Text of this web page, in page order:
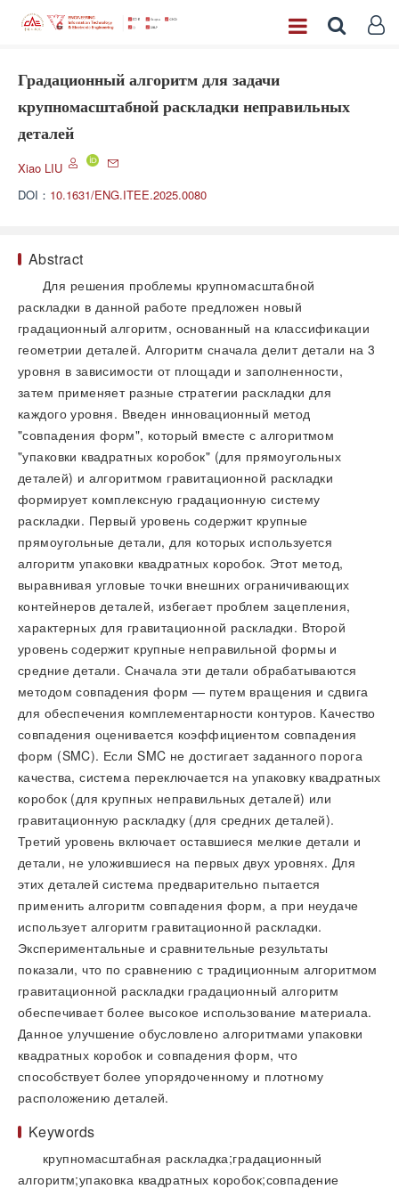
Градационный алгоритм для задачи
крупномасштабной раскладки неправильных
деталей
Xiao LIU
DOI： 10.1631/ENG.ITEE.2025.0080
Abstract
Для решения проблемы крупномасштабной
раскладки в данной работе предложен новый
градационный алгоритм, основанный на классификации
геометрии деталей. Алгоритм сначала делит детали на 3
уровня в зависимости от площади и заполненности,
затем применяет разные стратегии раскладки для
каждого уровня. Введен инновационный метод
"совпадения форм", который вместе с алгоритмом
"упаковки квадратных коробок" (для прямоугольных
деталей) и алгоритмом гравитационной раскладки
формирует комплексную градационную систему
раскладки. Первый уровень содержит крупные
прямоугольные детали, для которых используется
алгоритм упаковки квадратных коробок. Этот метод,
выравнивая угловые точки внешних ограничивающих
контейнеров деталей, избегает проблем зацепления,
характерных для гравитационной раскладки. Второй
уровень содержит крупные неправильной формы и
средние детали. Сначала эти детали обрабатываются
методом совпадения форм — путем вращения и сдвига
для обеспечения комплементарности контуров. Качество
совпадения оценивается коэффициентом совпадения
форм (SMC). Если SMC не достигает заданного порога
качества, система переключается на упаковку квадратных
коробок (для крупных неправильных деталей) или
гравитационную раскладку (для средних деталей).
Третий уровень включает оставшиеся мелкие детали и
детали, не уложившиеся на первых двух уровнях. Для
этих деталей система предварительно пытается
применить алгоритм совпадения форм, а при неудаче
использует алгоритм гравитационной раскладки.
Экспериментальные и сравнительные результаты
показали, что по сравнению с традиционным алгоритмом
гравитационной раскладки градационный алгоритм
обеспечивает более высокое использование материала.
Данное улучшение обусловлено алгоритмами упаковки
квадратных коробок и совпадения форм, что
способствует более упорядоченному и плотному
расположению деталей.
Keywords
крупномасштабная раскладка;градационный
алгоритм;упаковка квадратных коробок;совпадение